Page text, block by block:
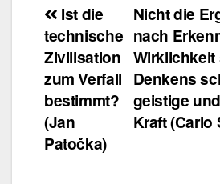
Nicht die
nach
Denkens
geistige
Kraft (Carlo
Ist die
technische
Zivilisation
zum Verfall
bestimmt?
(Jan
Patočka)